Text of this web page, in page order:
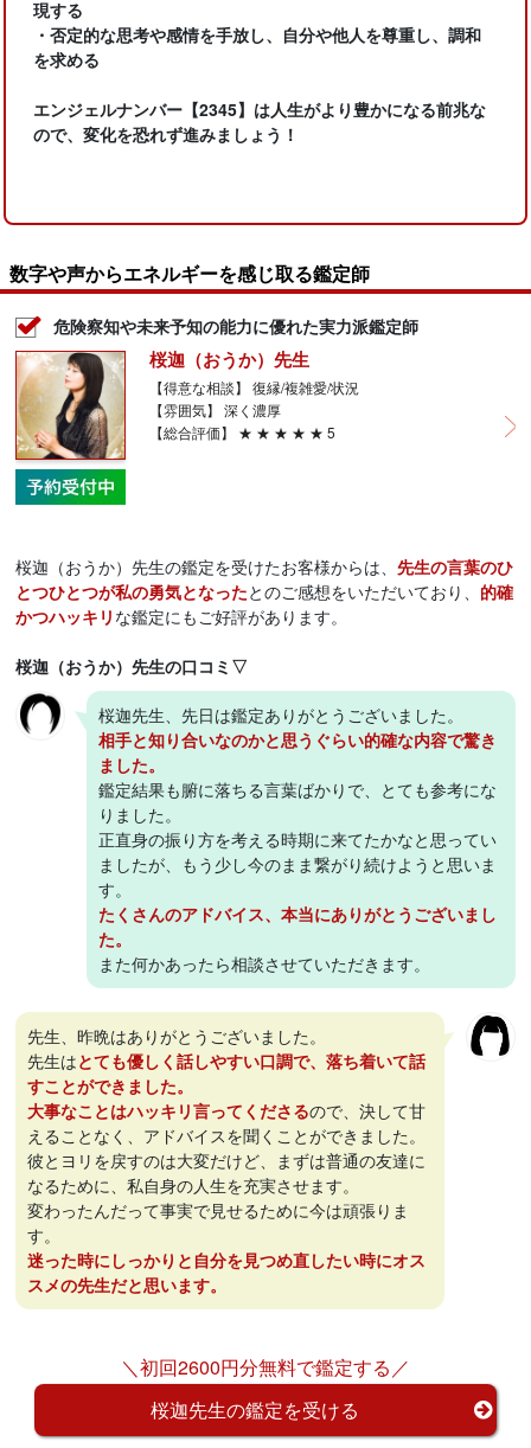
現する
・否定的な思考や感情を手放し、自分や他人を尊重し、調和
を求める
エンジェルナンバー【2345】は人生がより豊かになる前兆な
ので、変化を恐れず進みましょう！
数字や声からエネルギーを感じ取る鑑定師
危険察知や未来予知の能力に優れた実力派鑑定師
桜迦（おうか）先生
【得意な相談】 復縁/複雑愛/状況
【雰囲気】 深く濃厚
【総合評価】 ★ ★ ★ ★ ★ 5
桜迦（おうか）先生の鑑定を受けたお客様からは、先生の言葉のひ
とつひとつが私の勇気となったとのご感想をいただいており、 的確
かつハッキリ な鑑定にもご好評があります。
桜迦（おうか）先生の口コミ▽
桜迦先生、先日は鑑定ありがとうございました。
相手と知り合いなのかと思うぐらい的確な内容で驚き
ました。
鑑定結果も腑に落ちる言葉ばかりで、とても参考にな
りました。
正直身の振り方を考える時期に来てたかなと思ってい
ましたが、もう少し今のまま繋がり続けようと思いま
す。
たくさんのアドバイス、本当にありがとうございまし
た。
また何かあったら相談させていただきます。
先生、昨晩はありがとうございました。
先生はとても優しく話しやすい口調で、落ち着いて話
すことができました。
大事なことはハッキリ言ってくださるので、決して甘
えることなく、アドバイスを聞くことができました。
彼とヨリを戻すのは大変だけど、まずは普通の友達に
なるために、私自身の人生を充実させます。
変わったんだって事実で見せるために今は頑張りま
す。
迷った時にしっかりと自分を見つめ直したい時にオス
スメの先生だと思います。
＼初回2600円分無料で鑑定する／
桜迦先生の鑑定を受ける